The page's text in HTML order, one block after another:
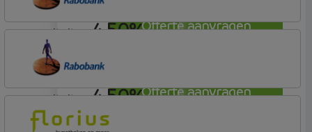
Offerte aanvragen
4,50%
Offerte aanvragen
annuiteit
4,50%
Rabobank Spaarbank
Plusvoorwaarden (Incl. Korting)
annuiteit
Rabobank Spaarbank
Basisvoorwaarden